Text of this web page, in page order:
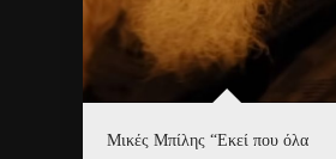
Μικές Μπίλης “Εκεί που όλα